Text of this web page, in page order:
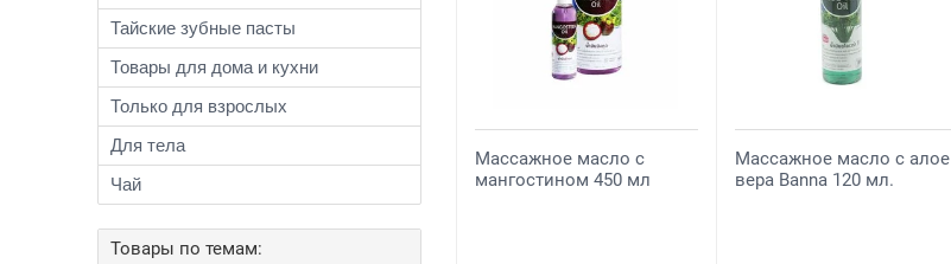
Тайские зубные пасты
Товары для дома и кухни
Только для взрослых
Для тела
Чай
Товары по темам:
Массажное масло с
мангостином 450 мл
Массажное масло с алое
вера Banna 120 мл.